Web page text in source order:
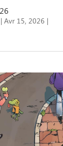
Avr 15, 2026 |